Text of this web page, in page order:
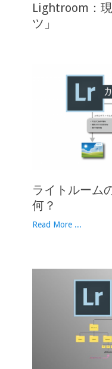
Lightroom：
ツ」
ライトルーム
何？
Read More ...